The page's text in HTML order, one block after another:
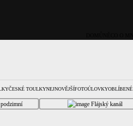
ČESKÉ TOULKYNEJNOVĚJŠÍFOTOÚLOVKYOBLÍBENÉ